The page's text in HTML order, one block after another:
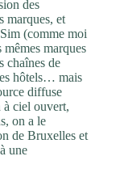
des
marques, et
(comme moi
mêmes marques
chaînes de
hôtels… mais
diffuse
à ciel ouvert,
on a le
de Bruxelles et
une